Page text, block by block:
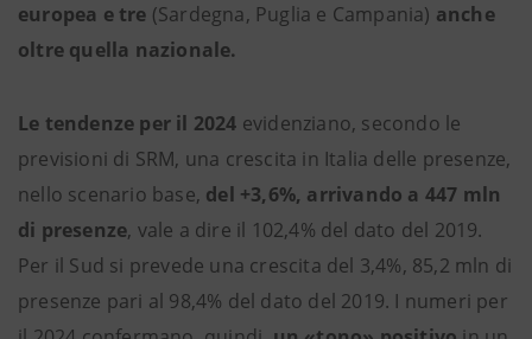
europea e tre (Sardegna, Puglia e Campania) anche
oltre quella nazionale.
Le tendenze per il 2024 evidenziano, secondo le
previsioni di SRM, una crescita in Italia delle presenze,
nello scenario base, del +3,6%, arrivando a 447 mln
di presenze, vale a dire il 102,4% del dato del 2019.
Per il Sud si prevede una crescita del 3,4%, 85,2 mln di
presenze pari al 98,4% del dato del 2019. I numeri per